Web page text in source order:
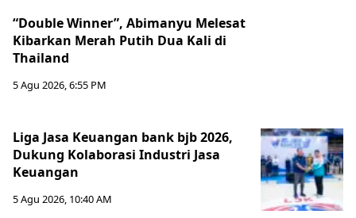
“Double Winner”, Abimanyu Melesat
Kibarkan Merah Putih Dua Kali di
Thailand
5 Agu 2026, 6:55 PM
Liga Jasa Keuangan bank bjb 2026,
Dukung Kolaborasi Industri Jasa
Keuangan
5 Agu 2026, 10:40 AM